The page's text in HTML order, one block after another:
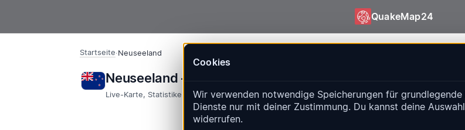
QuakeMap24
Cookies
Wir verwenden notwendige Speicherungen für
Dienste nur mit deiner Zustimmung. Du kannst deine
widerrufen.
Startseite·Neuseeland
Neuseeland – Erdbeben | QuakeMap24
Live-Karte, Statistiken und aktuelle Ereignisse